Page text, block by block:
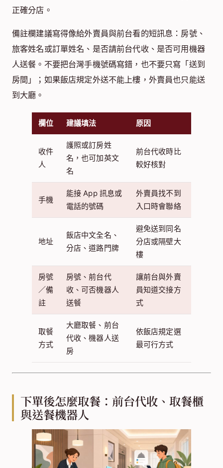
正確分店。
備註欄建議寫得像給外賣員與前台看的短訊息：房號、
旅客姓名或訂單姓名、是否請前台代收、是否可用機器
人送餐。不要把台灣手機號碼寫錯，也不要只寫「送到
房間」；如果飯店規定外送不能上樓，外賣員也只能送
到大廳。
欄位 建議填法 原因
收件
人
護照或訂房姓
名，也可加英文
名
前台代收時比
較好核對
手機
能接 App 訊息或
電話的號碼
外賣員找不到
入口時會聯絡
地址
飯店中文全名、
分店、道路門牌
避免送到同名
分店或隔壁大
樓
房號
／備
註
房號、前台代
收、可否機器人
送餐
讓前台與外賣
員知道交接方
式
取餐
方式
大廳取餐、前台
代收、機器人送
房
依飯店規定選
最可行方式
下單後怎麼取餐：前台代收、取餐櫃
與送餐機器人